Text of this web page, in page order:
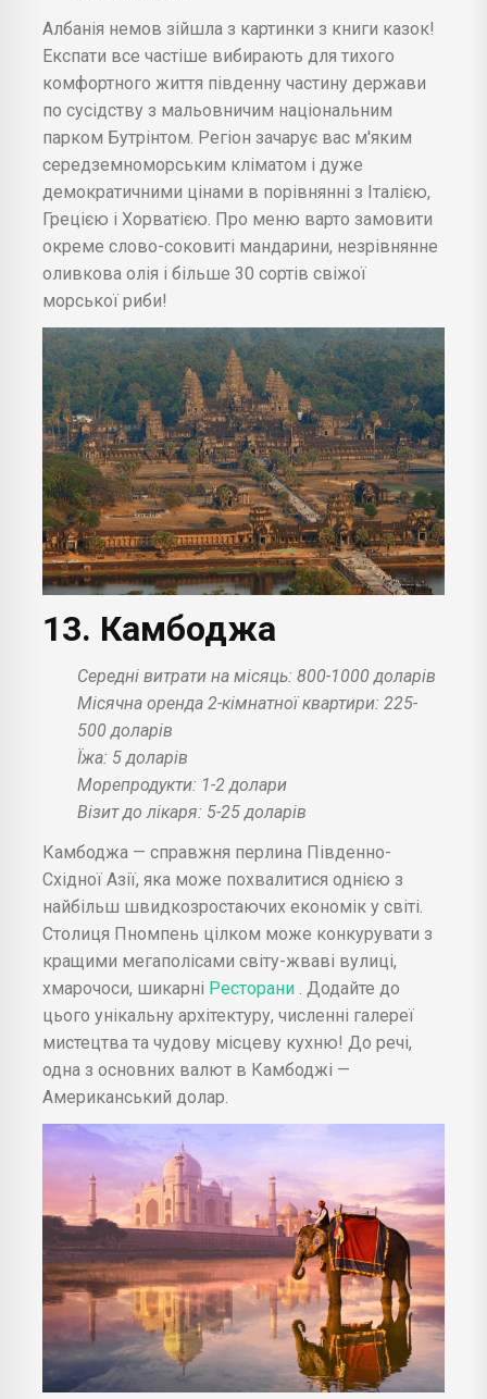
Албанія немов зійшла з картинки з книги казок!
Експати все частіше вибирають для тихого
комфортного життя південну частину держави
по сусідству з мальовничим національним
парком Бутрінтом. Регіон зачарує вас м'яким
середземноморським кліматом і дуже
демократичними цінами в порівнянні з Італією,
Грецією і Хорватією. Про меню варто замовити
окреме слово-соковиті мандарини, незрівнянне
оливкова олія і більше 30 сортів свіжої
морської риби!
13. Камбоджа
Середні витрати на місяць: 800-1000 доларів
Місячна оренда 2-кімнатної квартири: 225-
500 доларів
Їжа: 5 доларів
Морепродукти: 1-2 долари
Візит до лікаря: 5-25 доларів
Камбоджа — справжня перлина Південно-
Східної Азії, яка може похвалитися однією з
найбільш швидкозростаючих економік у світі.
Столиця Пномпень цілком може конкурувати з
кращими мегаполісами світу-жваві вулиці,
хмарочоси, шикарні Ресторани . Додайте до
цього унікальну архітектуру, численні галереї
мистецтва та чудову місцеву кухню! До речі,
одна з основних валют в Камбоджі —
Американський долар.